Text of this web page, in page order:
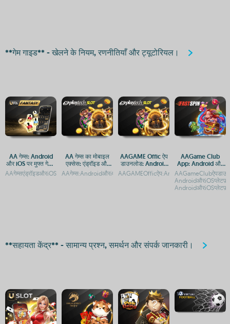
**गेम गाइड** - खेलने के नियम, रणनीतियाँ और ट्यूटोरियल।
AA गेम्स: Android
और iOS पर मुफ्त गेमिंग
का आनंद
AAगेम्सएंड्रॉइडऔरiOSपरमुफ्तमेंखेलनेकेलिएडाउनलोडकरेंAAगेम्स:AndroidऔरiOSपरमुफ्तगेमिंगकाआन
AA गेम्स का मोबाइल
एक्सेस: एंड्रॉइड और
iOS ऐप डाउनलोड
गाइड
AAGAME Offic ऐप
डाउनलोड: Android
और iOS प्लेटफ़ॉर्म
गाइड
AAGame Club
App: Android और
iOS पर मुफ्त डाउनलोड
**सहायता केंद्र** - सामान्य प्रश्न, समर्थन और संपर्क जानकारी।